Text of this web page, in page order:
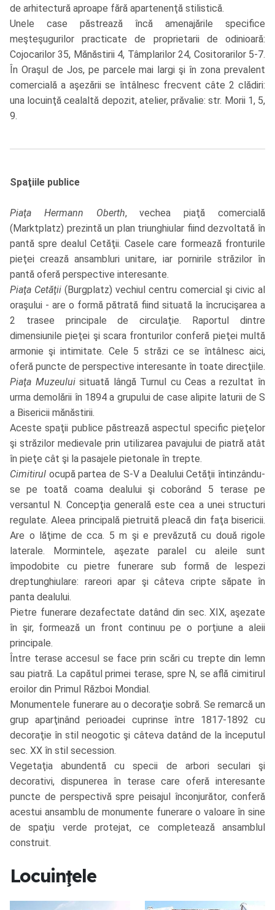
de arhitectură aproape fără apartenenţă stilistică.
Unele case păstrează încă amenajările specifice
meşteşugurilor practicate de proprietarii de odinioară:
Cojocarilor 35, Mănăstirii 4, Tâmplarilor 24, Cositorarilor 5-7.
În Oraşul de Jos, pe parcele mai largi şi în zona prevalent
comercială a aşezării se întâlnesc frecvent câte 2 clădiri:
una locuinţă cealaltă depozit, atelier, prăvalie: str. Morii 1, 5,
9.
Spaţiile publice
Piaţa Hermann Oberth, vechea piaţă comercială
(Marktplatz) prezintă un plan triunghiular fiind dezvoltată în
pantă spre dealul Cetăţii. Casele care formează fronturile
pieţei crează ansambluri unitare, iar pornirile străzilor în
pantă oferă perspective interesante.
Piaţa Cetăţii (Burgplatz) vechiul centru comercial şi civic al
oraşului - are o formă pătrată fiind situată la încrucişarea a
2 trasee principale de circulaţie. Raportul dintre
dimensiunile pieţei şi scara fronturilor conferă pieţei multă
armonie şi intimitate. Cele 5 străzi ce se întâlnesc aici,
oferă puncte de perspective interesante în toate direcţiile.
Piaţa Muzeuluisituată lângă Turnul cu Ceas a rezultat în
urma demolării în 1894 a grupului de case alipite laturii de S
a Bisericii mănăstirii.
Aceste spaţii publice păstrează aspectul specific pieţelor
şi străzilor medievale prin utilizarea pavajului de piatră atât
în pieţe cât şi la pasajele pietonale în trepte.
Cimitirul ocupă partea de S-V a Dealului Cetăţii întinzându-
se pe toată coama dealului şi coborând 5 terase pe
versantul N. Concepţia generală este cea a unei structuri
regulate. Aleea principală pietruită pleacă din faţa bisericii.
Are o lăţime de cca. 5 m şi e prevăzută cu două rigole
laterale. Mormintele, aşezate paralel cu aleile sunt
împodobite cu pietre funerare sub formă de lespezi
dreptunghiulare: rareori apar şi câteva cripte săpate în
panta dealului.
Pietre funerare dezafectate datând din sec. XIX, aşezate
în şir, formează un front continuu pe o porţiune a aleii
principale.
Între terase accesul se face prin scări cu trepte din lemn
sau piatră. La capătul primei terase, spre N, se află cimitirul
eroilor din Primul Război Mondial.
Monumentele funerare au o decoraţie sobră. Se remarcă un
grup aparţinând perioadei cuprinse între 1817-1892 cu
decoraţie în stil neogotic şi câteva datând de la începutul
sec. XX în stil secession.
Vegetaţia abundentă cu specii de arbori seculari şi
decorativi, dispunerea în terase care oferă interesante
puncte de perspectivă spre peisajul înconjurător, conferă
acestui ansamblu de monumente funerare o valoare în sine
de spaţiu verde protejat, ce completează ansamblul
construit.
Locuinţele